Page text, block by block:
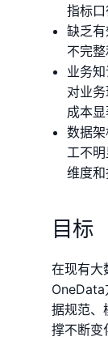
指标口
缺乏
不完
业务
对业
成本显
数据
工不
维度和
目标
在现有大
OneData
据规范、
撑不断变